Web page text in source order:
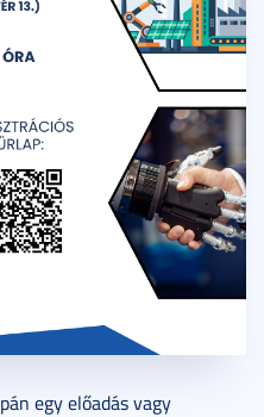
egy előadás vagy